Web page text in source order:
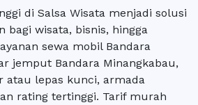
di Salsa Wisata menjadi solusi
bagi wisata, bisnis, hingga
sewa mobil Bandara
jemput Bandara Minangkabau,
atau lepas kunci, armada
rating tertinggi. Tarif murah